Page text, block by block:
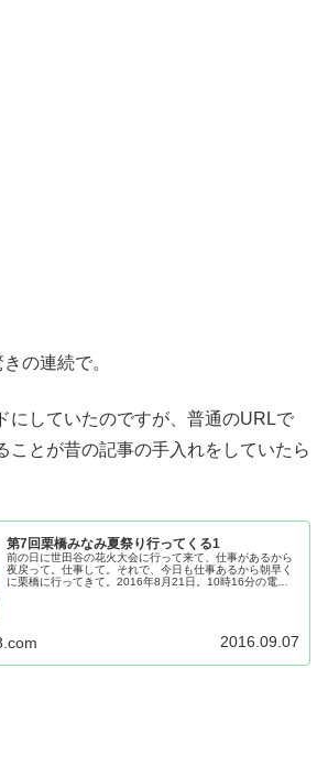
の連続で。
にしていたのですが、普通のURLで
ことが昔の記事の手入れをしていたら
第7回栗橋みなみ夏祭り行ってくる1
前の日に世田谷の花火大会に行って来て、仕事があるから
夜戻って。仕事して。それで、今日も仕事あるから朝早く
に栗橋に行ってきて。2016年8月21日。10時16分の電
2016.09.07